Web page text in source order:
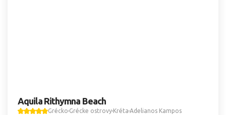
Aquila Rithymna Beach
Grécko Grécke ostrovy Kréta Adelianos Kampos